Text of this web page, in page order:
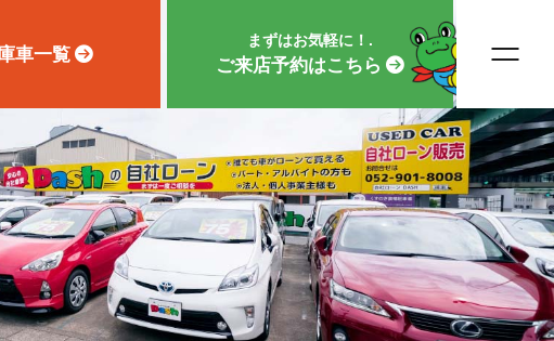
車一覧
まずはお気軽に！.
ご来店予約はこちら